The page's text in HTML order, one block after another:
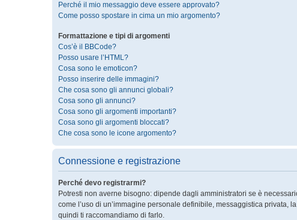
Perché il mio messaggio deve essere approvato?
Come posso spostare in cima un mio argomento?
Formattazione e tipi di argomenti
Cos’è il BBCode?
Posso usare l’HTML?
Cosa sono le emoticon?
Posso inserire delle immagini?
Che cosa sono gli annunci globali?
Cosa sono gli annunci?
Cosa sono gli argomenti importanti?
Cosa sono gli argomenti bloccati?
Che cosa sono le icone argomento?
Connessione e registrazione
Perché devo registrarmi?
Potresti non averne bisogno: dipende dagli amministratori se è
come l’uso di un’immagine personale definibile, messaggistica privata,
quindi ti raccomandiamo di farlo.